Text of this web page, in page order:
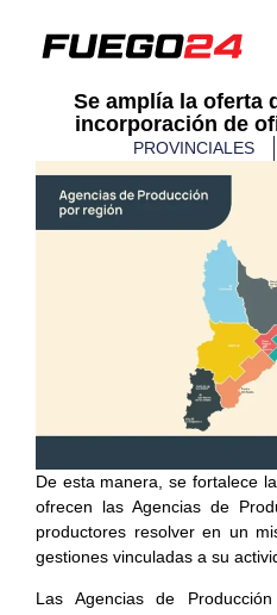
​Se amplía la oferta
incorporación de
PROVINCIALES
De esta manera, se fortalece
ofrecen las Agencias de
productores resolver en un
gestiones vinculadas a su
Las Agencias de